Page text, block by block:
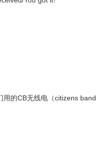
用的CB无线电（citizens band